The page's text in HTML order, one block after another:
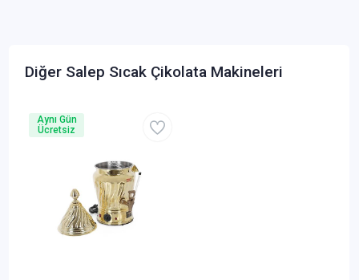
Diğer Salep Sıcak Çikolata Makineleri
Aynı Gün
Ücretsiz